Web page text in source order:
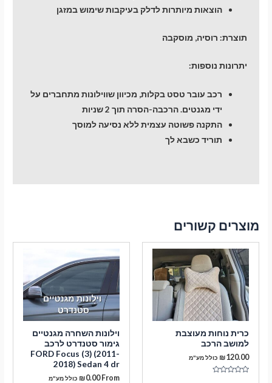
הוצאות מיותרות לדלק בעיקבות שימוש במזגן
תוצרת: רוסיה, מוסקבה
יתרונות נוספות:
רכב עובר טסט בקלות, מכיוון שווילונות מתחברים על
ידי מגנטים. הרכבה-הסרה תוך 2 שניות
התקנה פשוטה עצמית ללא נסיעה למוסך
תוריד כשבא לך
מוצרים קשורים
כרית נוחות מעוצבת
למושב הרכב
₪120.00 כולל מע"מ
וילונות השחרה מגנטיים
גימור סטנדרט לרכב
FORD Focus (3) (2011-
2018) Sedan 4 dr
From
₪0.00 כולל מע"מ